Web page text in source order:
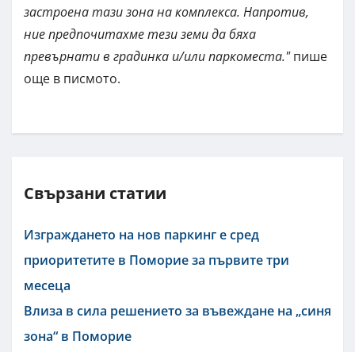
застроена тази зона на комплекса. Напротив,
ние предпочитахме тези земи да бяха
превърнати в градинка и/или паркоместа."пише
още в писмото.
Свързани статии
Изграждането на нов паркинг е сред
приоритетите в Поморие за първите три
месеца
Влиза в сила решението за въвеждане на „синя
зона“ в Поморие